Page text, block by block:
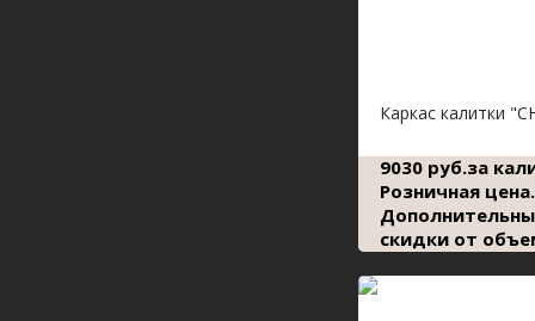
Каркас калитки
9030 руб.за
Розничная цена.
скидки от